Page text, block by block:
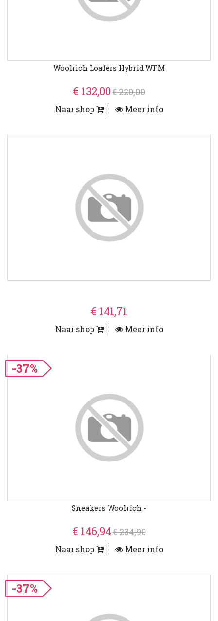
Woolrich Loafers Hybrid WFM
€ 132,00€ 220,00
Naar shop Meer info
€ 141,71
Naar shop Meer info
-37%
Sneakers Woolrich -
€ 146,94€ 234,90
Naar shop Meer info
-37%